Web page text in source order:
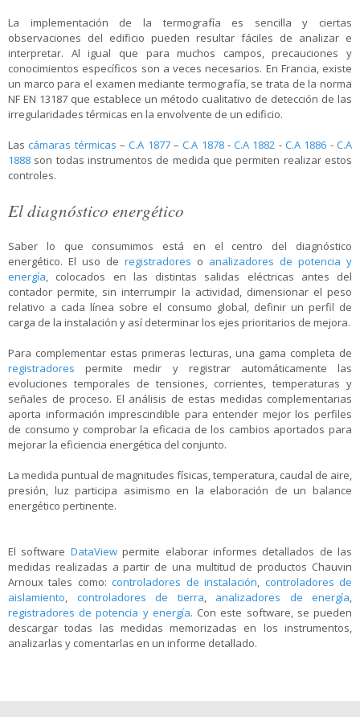
La implementación de la termografía es sencilla y ciertas
observaciones del edificio pueden resultar fáciles de analizar e
interpretar. Al igual que para muchos campos, precauciones y
conocimientos específicos son a veces necesarios. En Francia, existe
un marco para el examen mediante termografía, se trata de la norma
NF EN 13187 que establece un método cualitativo de detección de las
irregularidades térmicas en la envolvente de un edificio.
Lascámaras térmicas –C.A 1877–C.A 1878-C.A 1882 -C.A 1886 - C.A
1888 son todas instrumentos de medida que permiten realizar estos
controles.
El diagnóstico energético
Saber lo que consumimos está en el centro del diagnóstico
energético. El uso de registradores o analizadores de potencia y
energía, colocados en las distintas salidas eléctricas antes del
contador permite, sin interrumpir la actividad, dimensionar el peso
relativo a cada línea sobre el consumo global, definir un perfil de
carga de la instalación y así determinar los ejes prioritarios de mejora.
Para complementar estas primeras lecturas, una gama completa de
registradores permite medir y registrar automáticamente las
evoluciones temporales de tensiones, corrientes, temperaturas y
señales de proceso. El análisis de estas medidas complementarias
aporta información imprescindible para entender mejor los perfiles
de consumo y comprobar la eficacia de los cambios aportados para
mejorar la eficiencia energética del conjunto.
La medida puntual de magnitudes físicas, temperatura, caudal de aire,
presión, luz participa asimismo en la elaboración de un balance
energético pertinente.
El software DataViewpermite elaborar informes detallados de las
medidas realizadas a partir de una multitud de productos Chauvin
Arnoux tales como:controladores de instalación, controladores de
aislamiento, controladores de tierra, analizadores de energía,
registradores de potencia y energía. Con este software, se pueden
descargar todas las medidas memorizadas en los instrumentos,
analizarlas y comentarlas en un informe detallado.